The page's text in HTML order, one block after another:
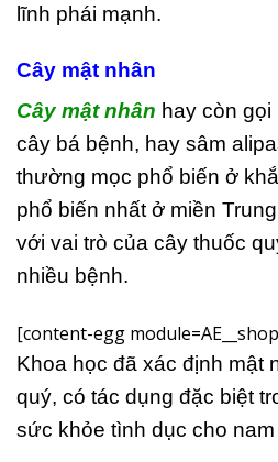
lĩnh phái mạnh.
Cây mật nhân
Cây mật nhân hay còn
cây bá bệnh, hay sâm
thường mọc phổ biến ở
phổ biến nhất ở miền
với vai trò của cây thuốc
nhiều bệnh.
[content-egg
Khoa học đã xác định mật
quý, có tác dụng đặc biệt
sức khỏe tình dục cho nam